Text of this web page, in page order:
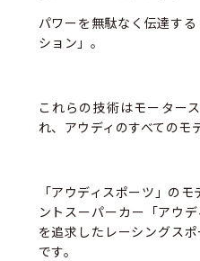
パワーを無駄なく伝達す
ション」。
これらの技術はモーター
れ、アウディのすべてのモ
「アウディスポーツ」の
ントスーパーカー「アウ
を追求したレーシングスポ
です。